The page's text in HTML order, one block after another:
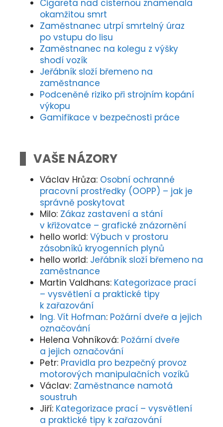
Cigareta nad cisternou znamenala
okamžitou smrt
Zaměstnanec utrpí smrtelný úraz
po vstupu do lisu
Zaměstnanec na kolegu z výšky
shodí vozík
Jeřábník složí břemeno na
zaměstnance
Podceněné riziko při strojním kopání
výkopu
Gamifikace v bezpečnosti práce
VAŠE NÁZORY
Václav Hrůza: Osobní ochranné
pracovní prostředky (OOPP) – jak je
správně poskytovat
Milo: Zákaz zastavení a stání
v křižovatce – grafické znázornění
hello world: Výbuch v prostoru
zásobníků kryogenních plynů
hello world: Jeřábník složí břemeno na
zaměstnance
Martin Valdhans: Kategorizace prací
– vysvětlení a praktické tipy
k zařazování
Ing. Vít Hofman: Požární dveře a jejich
označování
Helena Vohníková: Požární dveře
a jejich označování
Petr: Pravidla pro bezpečný provoz
motorových manipulačních vozíků
Václav: Zaměstnance namotá
soustruh
Jiří: Kategorizace prací – vysvětlení
a praktické tipy k zařazování